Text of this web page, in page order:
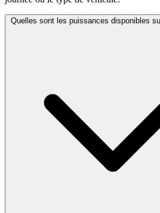
Quelles sont les puissances disponibles